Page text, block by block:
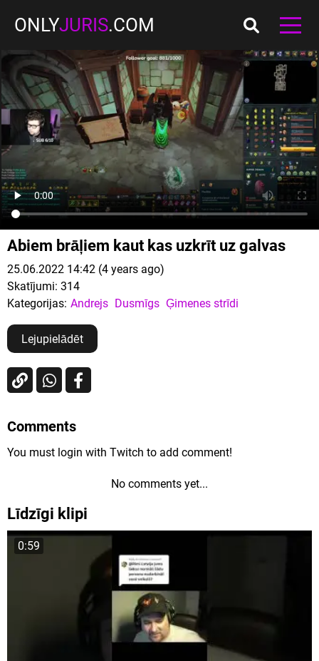
ONLYJURIS.COM
Abiem brāļiem kaut kas uzkrīt uz galvas
25.06.2022 14:42 (4 years ago)
Skatījumi: 314
Kategorijas: Andrejs Dusmīgs Ģimenes strīdi
Lejupielādēt
Comments
You must login with Twitch to add comment!
No comments yet...
Līdzīgi klipi
0:59